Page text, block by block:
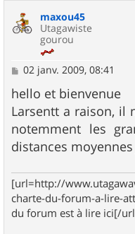
maxou45
Utagawiste
gourou
M
s
s
a
g
e
02 janv. 2009, 08:41
hello et bienvenue
Larsentt a raison, il
notemment les
distances
[url=http://
charte-du-forum-a-lire-
du forum est à lire ici[/